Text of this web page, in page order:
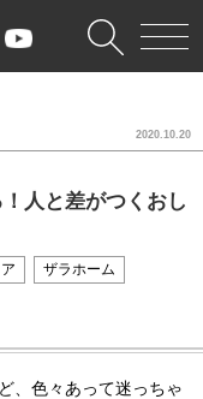
人と差がつくおし
2020.10.20
ザラホーム
、色々あって迷っちゃ